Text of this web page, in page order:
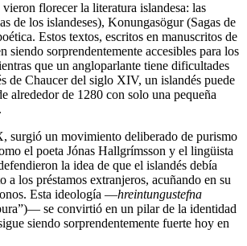
florecer la literatura islandesa: las
de los islandeses), Konungasögur (Sagas de
Estos textos, escritos en manuscritos de
siendo sorprendentemente accesibles para los
que un angloparlante tiene dificultades
de Chaucer del siglo XIV, un islandés puede
alrededor de 1280 con solo una pequeña
surgió un movimiento deliberado de purismo
el poeta Jónas Hallgrímsson y el lingüista
la idea de que el islandés debía
a los préstamos extranjeros, acuñando en su
Esta ideología —hreintungustefna
se convirtió en un pilar de la identidad
siendo sorprendentemente fuerte hoy en